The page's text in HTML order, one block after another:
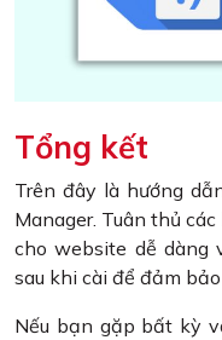
Tổng kết
Trên đây là hướng
Manager. Tuân thủ
cho website dễ dàng
sau khi cài để đảm
Nếu bạn gặp bất kỳ